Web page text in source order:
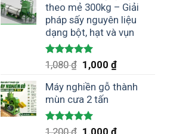
theo mẻ 300kg – Giải
pháp sấy nguyên liệu
dạng bột, hạt và vụn
Được xếp
hạng
5.00
5 sao
1,080₫ Giá
là:
1,080 ₫.
1,000₫Giá
tại
Máy nghiền gỗ thành
mùn cưa 2 tấn
Được xếp
1,200₫ Giá
1,000₫Giá